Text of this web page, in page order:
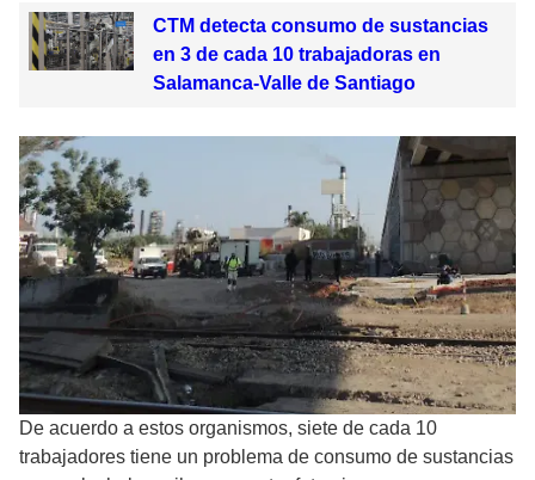
CTM detecta consumo de sustancias
en 3 de cada 10 trabajadoras en
Salamanca-Valle de Santiago
De acuerdo a estos organismos, siete de cada 10
trabajadores tiene un problema de consumo de sustancias